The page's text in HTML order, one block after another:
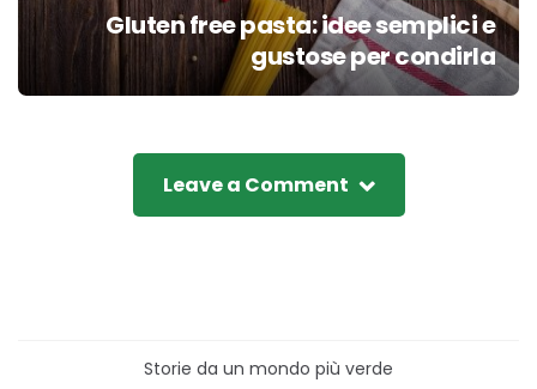
Gluten free pasta: idee semplici e
gustose per condirla
Leave a Comment
Storie da un mondo più verde